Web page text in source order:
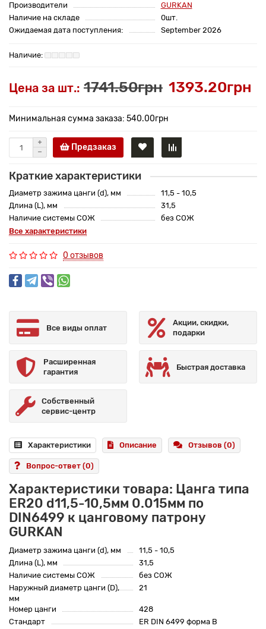
Производители
GURKAN
Наличие на складе
0шт.
Ожидаемая дата поступления:
September 2026
Цена за шт.: 1741.50грн 1393.20грн
Минимальная сумма заказа: 540.00грн
Предзаказ
Краткие характеристики
Диаметр зажима цанги (d), мм
11,5 - 10,5
Длина (L), мм
31,5
Наличие системы СОЖ
без СОЖ
Все характеристики
0 отзывов
Все виды оплат
Акции, скидки,
подарки
Расширенная
гарантия
Быстрая доставка
Собственный
сервис-центр
Характеристики Описание Отзывов (0)
Вопрос-ответ (0)
Характеристики товара: Цанга типа
ER20 d11,5-10,5мм 0.015мм по
DIN6499 к цанговому патрону
GURKAN
Диаметр зажима цанги (d), мм
11,5 - 10,5
Длина (L), мм
31,5
Наличие системы СОЖ
без СОЖ
Наружный диаметр цанги (D),
мм
21
Номер цанги
428
Стандарт
ER DIN 6499 форма B